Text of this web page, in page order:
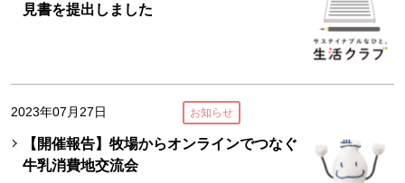
見書を提出しました
2023年07月27日 お知らせ
【開催報告】牧場からオンラインでつなぐ
牛乳消費地交流会